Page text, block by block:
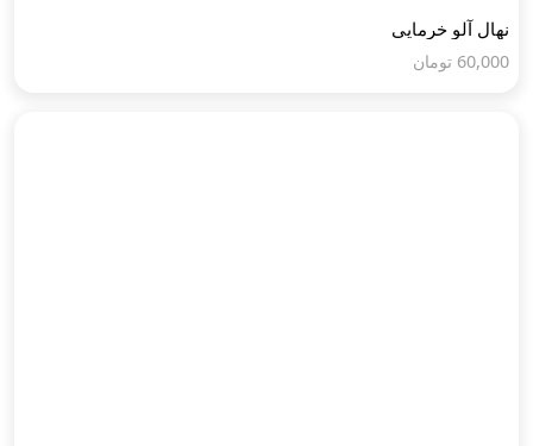
نهال آلو خرمایی
60,000 تومان